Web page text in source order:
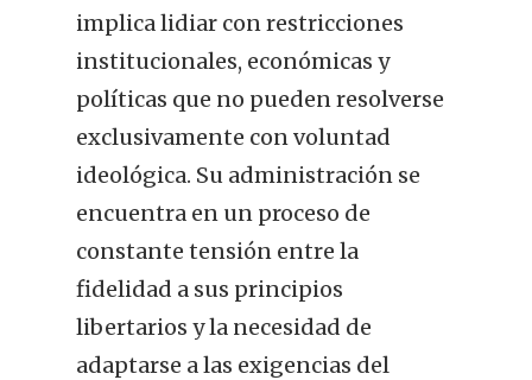
implica lidiar con restricciones
institucionales, económicas y
políticas que no pueden resolverse
exclusivamente con voluntad
ideológica. Su administración se
encuentra en un proceso de
constante tensión entre la
fidelidad a sus principios
libertarios y la necesidad de
adaptarse a las exigencias del